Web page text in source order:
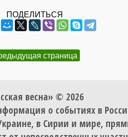
ПОДЕЛИТЬСЯ
страница
весна» © 2026
о событиях в
в Сирии и мире,